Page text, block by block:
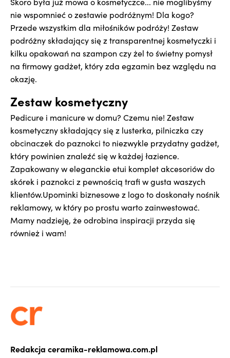
nie wspomnieć o zestawie podróżnym! Dla kogo?
Przede wszystkim dla miłośników podróży! Zestaw
podróżny składający się z transparentnej kosmetyczki i
kilku opakowań na szampon czy żel to świetny pomysł
na firmowy gadżet, który zda egzamin bez względu na
okazję.
Zestaw kosmetyczny
Pedicure i manicure w domu? Czemu nie! Zestaw
kosmetyczny składający się z lusterka, pilniczka czy
obcinaczek do paznokci to niezwykle przydatny gadżet,
który powinien znaleźć się w każdej łazience.
Zapakowany w eleganckie etui komplet akcesoriów do
skórek i paznokci z pewnością trafi w gusta waszych
klientów.Upominki biznesowe z logo to doskonały nośnik
reklamowy, w który po prostu warto zainwestować.
Mamy nadzieję, że odrobina inspiracji przyda się
również i wam!
Redakcja ceramika-reklamowa.com.pl